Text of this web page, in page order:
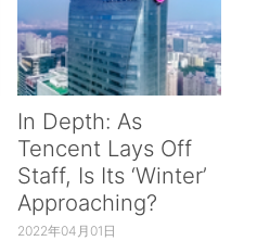
In Depth: As
Tencent Lays Off
Staff, Is Its ‘Winter’
Approaching?
2022年04月01日